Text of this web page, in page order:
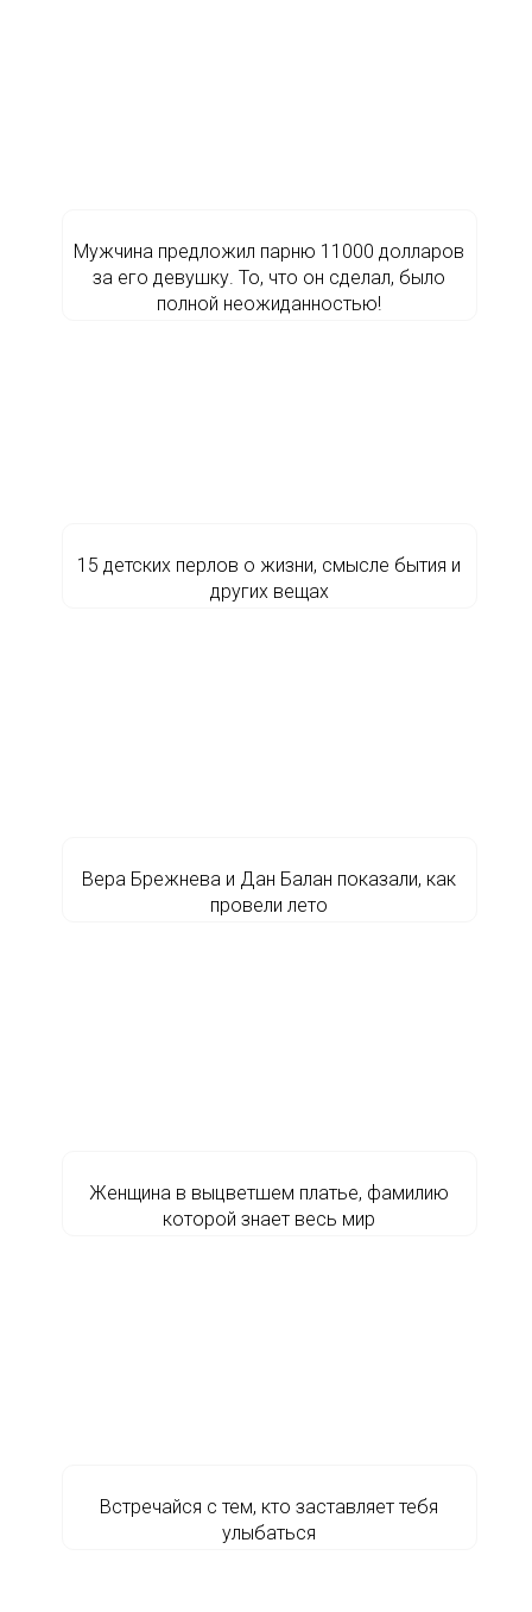
Мужчина предложил парню 11000 долларов
за его девушку. То, что он сделал, было
полной неожиданностью!
15 детских перлов о жизни, смысле бытия и
других вещах
Вера Брежнева и Дан Балан показали, как
провели лето
Женщина в выцветшем платье, фамилию
которой знает весь мир
Встречайся с тем, кто заставляет тебя
улыбаться